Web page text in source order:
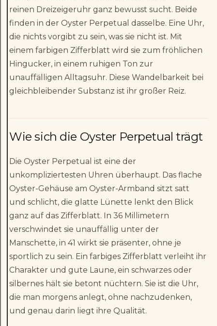
reinen Dreizeigeruhr ganz bewusst sucht. Beide
finden in der Oyster Perpetual dasselbe. Eine Uhr,
die nichts vorgibt zu sein, was sie nicht ist. Mit
einem farbigen Zifferblatt wird sie zum fröhlichen
Hingucker, in einem ruhigen Ton zur
unauffälligen Alltagsuhr. Diese Wandelbarkeit bei
gleichbleibender Substanz ist ihr großer Reiz.
Wie sich die Oyster Perpetual trägt
Die Oyster Perpetual ist eine der
unkompliziertesten Uhren überhaupt. Das flache
Oyster-Gehäuse am Oyster-Armband sitzt satt
und schlicht, die glatte Lünette lenkt den Blick
ganz auf das Zifferblatt. In 36 Millimetern
verschwindet sie unauffällig unter der
Manschette, in 41 wirkt sie präsenter, ohne je
sportlich zu sein. Ein farbiges Zifferblatt verleiht ihr
Charakter und gute Laune, ein schwarzes oder
silbernes hält sie betont nüchtern. Sie ist die Uhr,
die man morgens anlegt, ohne nachzudenken,
und genau darin liegt ihre Qualität.